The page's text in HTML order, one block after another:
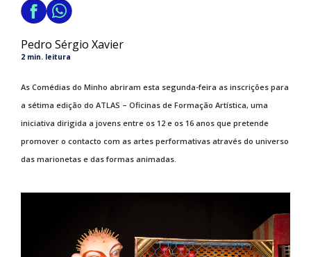
Pedro Sérgio Xavier
2 min. leitura
As Comédias do Minho abriram esta segunda-feira as inscrições para
a sétima edição do ATLAS – Oficinas de Formação Artística, uma
iniciativa dirigida a jovens entre os 12 e os 16 anos que pretende
promover o contacto com as artes performativas através do universo
das marionetas e das formas animadas.